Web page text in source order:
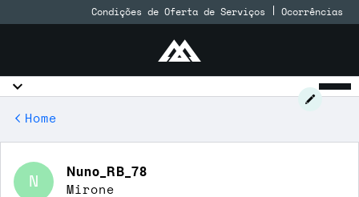
Condições de Oferta de Serviços Ocorrências
Home
N
Nuno_RB_78
Mirone